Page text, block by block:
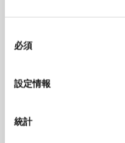
必須
設定情報
統計
人的資本への取り組み